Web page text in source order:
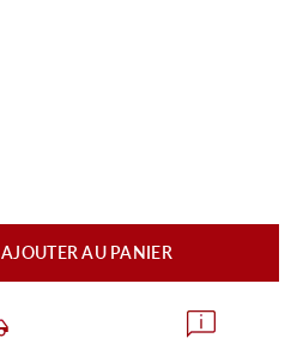
AJOUTER AU PANIER